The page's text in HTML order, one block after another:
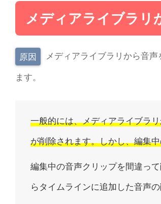
メディアライブラリ
原因
メディアライブラリから音
ます。
一般的には、メディアライブラ
が削除されます。しかし、編集
編集中の音声クリップを間違っ
らタイムラインに追加した音声の